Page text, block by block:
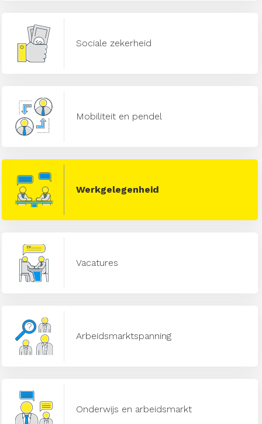
Sociale zekerheid
Mobiliteit en pendel
Werkgelegenheid
Vacatures
Arbeidsmarktspanning
Onderwijs en arbeidsmarkt